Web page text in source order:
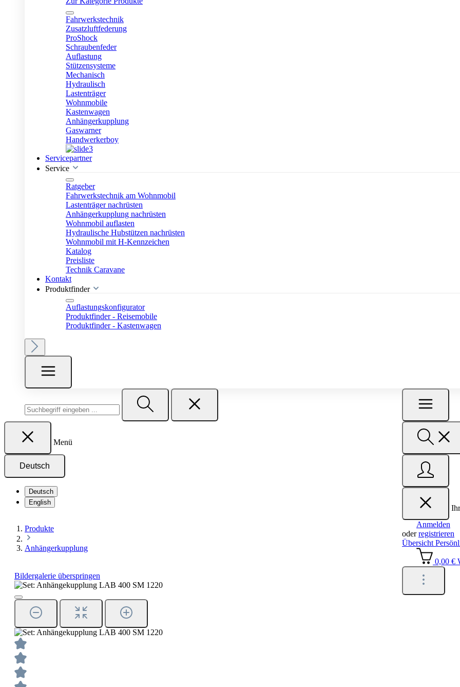
Fahrwerkstechnik
Zusatzluftfederung
ProShock
Schraubenfeder
Auflastung
Stützensysteme
Mechanisch
Hydraulisch
Lastenträger
Wohnmobile
Kastenwagen
Anhängerkupplung
Gaswarner
Handwerkerboy
Servicepartner
Service
Ratgeber
Fahrwerkstechnik am Wohnmobil
Lastenträger nachrüsten
Anhängerkupplung nachrüsten
Wohnmobil auflasten
Hydraulische Hubstützen nachrüsten
Wohnmobil mit H-Kennzeichen
Katalog
Preisliste
Technik Caravane
Kontakt
Produktfinder
Auflastungskonfigurator
Produktfinder - Reisemobile
Produktfinder - Kastenwagen
Anmelden
oderregistrieren
Übersicht
0,00 €
Menü
Deutsch
Deutsch
English
Produkte
Anhängerkupplung
Bildergalerie überspringen